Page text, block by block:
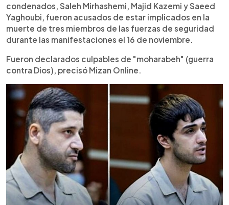
condenados, Saleh Mirhashemi, Majid Kazemi y Saeed
Yaghoubi, fueron acusados de estar implicados en la
muerte de tres miembros de las fuerzas de seguridad
durante las manifestaciones el 16 de noviembre.
Fueron declarados culpables de "moharabeh" (guerra
contra Dios), precisó Mizan Online.